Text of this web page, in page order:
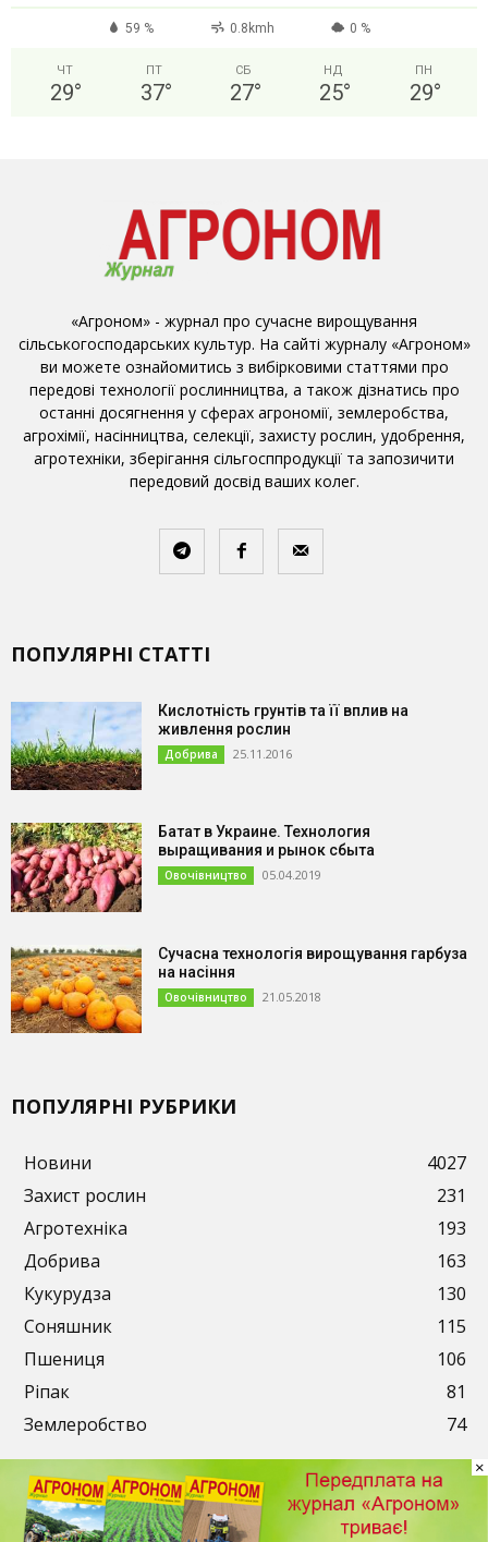
59 % 0.8kmh 0 %
ЧТ
29°
ПТ
37°
СБ
27°
НД
25°
ПН
29°
«Агроном» - журнал про сучасне вирощування
сільськогосподарських культур. На сайті журналу «Агроном»
ви можете ознайомитись з вибірковими статтями про
передові технології рослинництва, а також дізнатись про
останні досягнення у сферах агрономії, землеробства,
агрохімії, насінництва, селекції, захисту рослин, удобрення,
агротехніки, зберігання сільгосппродукції та запозичити
передовий досвід ваших колег.
ПОПУЛЯРНІ СТАТТІ
Кислотність грунтів та її вплив на
живлення рослин
Добрива 25.11.2016
Батат в Украине. Технология
выращивания и рынок сбыта
Овочівництво 05.04.2019
Сучасна технологія вирощування гарбуза
на насіння
Овочівництво 21.05.2018
ПОПУЛЯРНІ РУБРИКИ
Новини
4027
Захист рослин
231
Агротехніка
193
Добрива
163
Кукурудза
130
Соняшник
115
Пшениця
106
Ріпак
81
Землеробство
74
Публікації Рекламодавцям Контакти
×